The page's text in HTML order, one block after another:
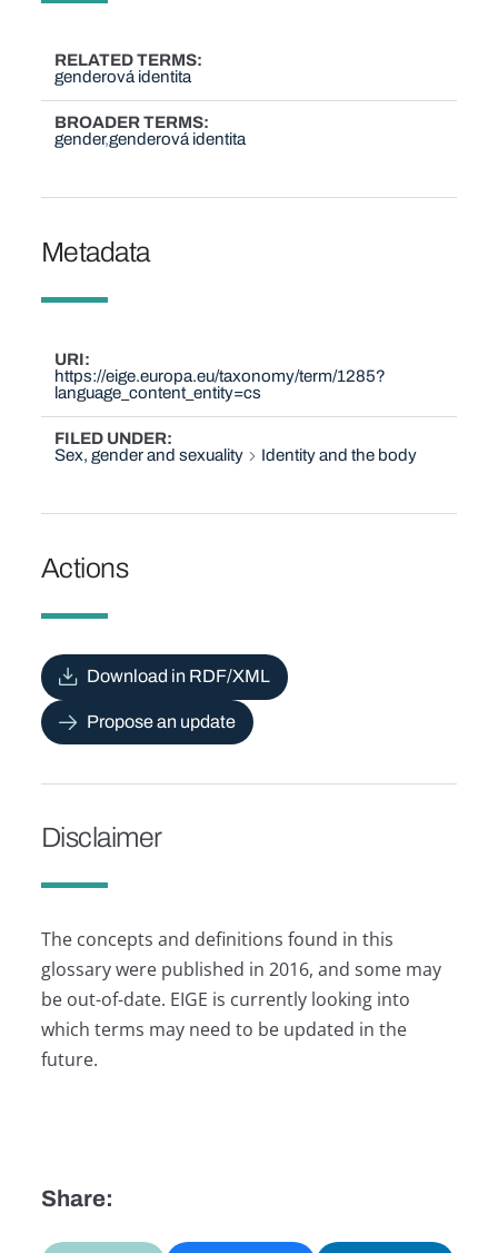
RELATED TERMS
genderová identita
BROADER TERMS
gender genderová identita
Metadata
URI
https://eige.europa.eu/taxonomy/term/1285?
language_content_entity=cs
FILED UNDER
Sex, gender and sexuality
Identity and the body
Actions
Download in RDF/XML
Propose an update
Disclaimer
The concepts and definitions found in this
glossary were published in 2016, and some may
be out-of-date. EIGE is currently looking into
which terms may need to be updated in the
future.
Share: